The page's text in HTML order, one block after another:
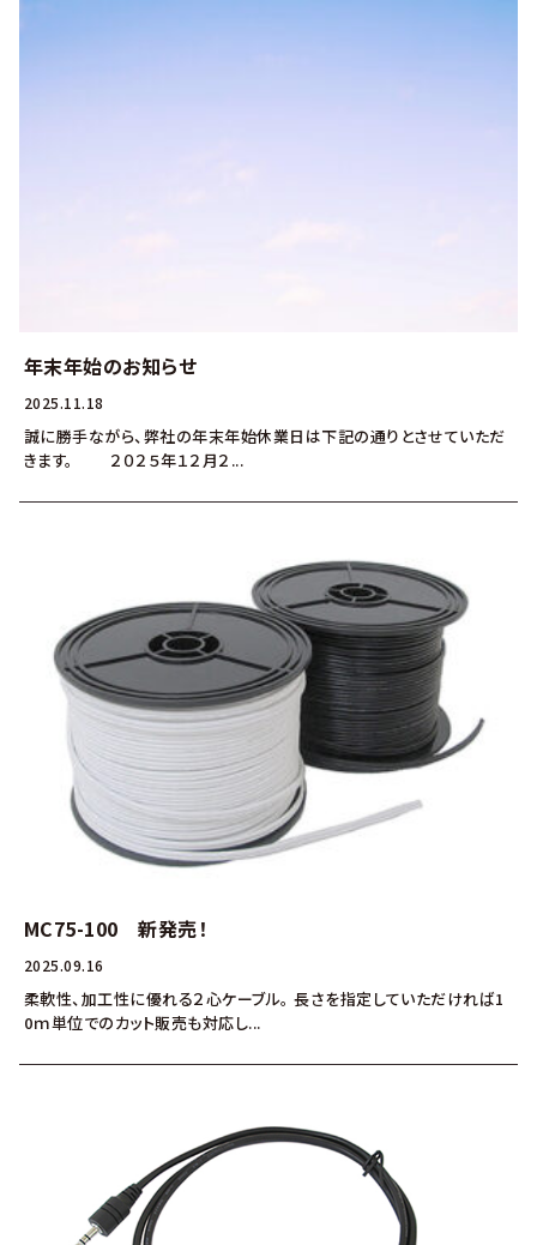
年末年始のお知らせ
2025.11.18
誠に勝手ながら、弊社の年末年始休業日は下記の通りとさせていただ
きます。 ２０２５年１２月２...
MC75-100 新発売！
2025.09.16
柔軟性、加工性に優れる２心ケーブル。 長さを指定していただければ1
0ｍ単位でのカット販売も対応し...